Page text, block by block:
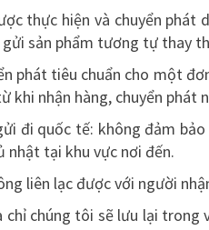
thực hiện và chuyển phát
gửi sản phẩm tương tự thay
phát tiêu chuẩn cho một
khi nhận hàng, chuyển phát
đi quốc tế: không đảm
nhật tại khu vực nơi đến.
liên lạc được với người
chúng tôi sẽ lưu lại trong